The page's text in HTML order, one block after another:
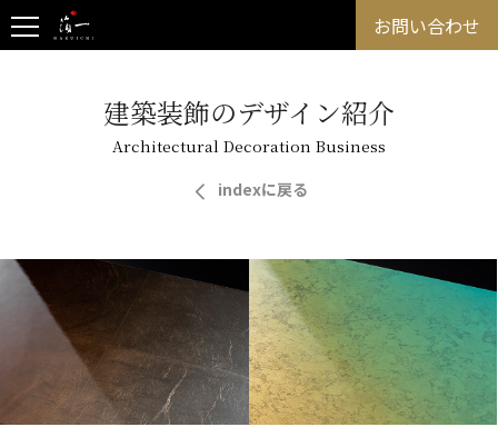
お問い合わせ
建築装飾のデザイン紹介
Architectural Decoration Business
indexに戻る